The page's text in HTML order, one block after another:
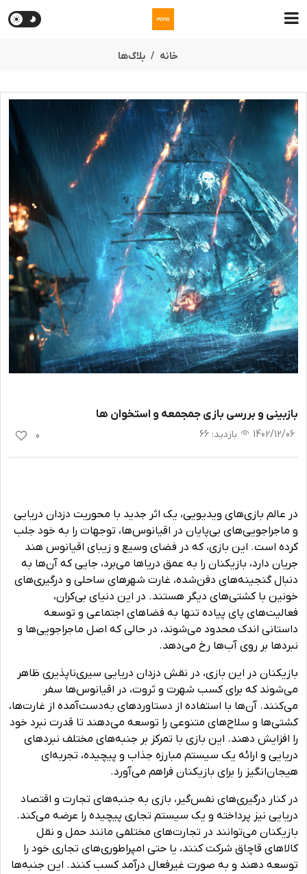
خانه بلاگ‌ها
بازبینی و بررسی بازی جمجمعه و استخوان ها
1402/12/06 بازدید:
66
0
در عالم بازی‌های ویدیویی، یک اثر جدید با محوریت دزدان دریایی
و ماجراجویی‌های بی‌پایان در اقیانوس‌ها، توجهات را به خود جلب
کرده است. این بازی، که در فضای وسیع و زیبای اقیانوس هند
جریان دارد، بازیکنان را به عمق دریاها می‌برد، جایی که آن‌ها به
دنبال گنجینه‌های دفن‌شده، غارت شهرهای ساحلی و درگیری‌های
خونین با کشتی‌های دیگر هستند. در این دنیای بی‌کران،
فعالیت‌های پای پیاده تنها به فضاهای اجتماعی و توسعه
داستانی اندک محدود می‌شوند، در حالی که اصل ماجراجویی‌ها و
نبردها بر روی آب‌ها رخ می‌دهد.
بازیکنان در این بازی، در نقش دزدان دریایی سیری‌ناپذیری ظاهر
می‌شوند که برای کسب شهرت و ثروت، در اقیانوس‌ها سفر
می‌کنند. آن‌ها با استفاده از دستاوردهای به‌دست‌آمده از غارت‌ها،
کشتی‌ها و سلاح‌های متنوعی را توسعه می‌دهند تا قدرت نبرد خود
را افزایش دهند. این بازی با تمرکز بر جنبه‌های مختلف نبردهای
دریایی و ارائه یک سیستم مبارزه جذاب و پیچیده، تجربه‌ای
هیجان‌انگیز را برای بازیکنان فراهم می‌آورد.
در کنار درگیری‌های نفس‌گیر، بازی به جنبه‌های تجارت و اقتصاد
دریایی نیز پرداخته و یک سیستم تجاری پیچیده را عرضه می‌کند.
بازیکنان می‌توانند در تجارت‌های مختلفی مانند حمل و نقل
کالاهای قاچاق شرکت کنند، یا حتی امپراطوری‌های تجاری خود را
توسعه دهند و به صورت غیرفعال درآمد کسب کنند. این جنبه‌ها